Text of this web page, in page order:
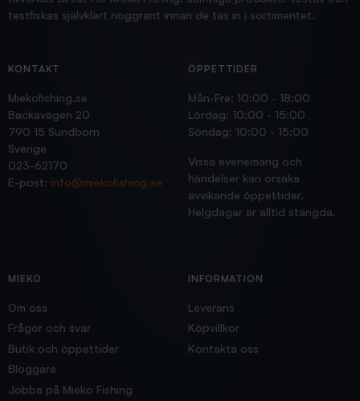
testfiskas självklart noggrant innan de tas in i sortimentet.
KONTAKT
Miekofishing.se
Backavägen 20
790 15 Sundborn
Sverige
023-62170
E-post: info@miekofishing.se
ÖPPETTIDER
Mån-Fre: 10:00 - 18:00
Lördag: 10:00 - 15:00
Söndag: 10:00 - 15:00
Vissa evenemang och
händelser kan orsaka
avvikande öppettider.
Helgdagar är alltid stängda.
MIEKO
Om oss
Frågor och svar
Butik och öppettider
Bloggare
Jobba på Mieko Fishing
INFORMATION
Leverans
Köpvillkor
Kontakta oss